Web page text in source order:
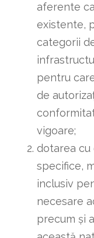
aferente
existente,
categorii
pentru
de
vigoare;
dotarea cu
specifice,
inclusiv
necesare
precum şi